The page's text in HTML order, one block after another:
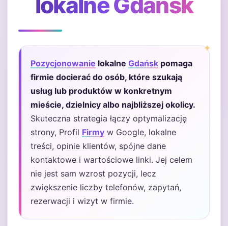
Pozycjonowanie lokalne Gdańsk pomaga
firmie docierać do osób, które szukają
usług lub produktów w konkretnym
mieście, dzielnicy albo najbliższej okolicy.
Skuteczna strategia łączy optymalizację
strony, Profil Firmy w Google, lokalne
treści, opinie klientów, spójne dane
kontaktowe i wartościowe linki. Jej celem
nie jest sam wzrost pozycji, lecz
zwiększenie liczby telefonów, zapytań,
rezerwacji i wizyt w firmie.